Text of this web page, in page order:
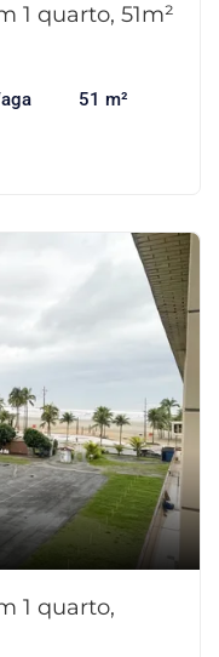
1 quarto, 51m²
51 m²
1 quarto,